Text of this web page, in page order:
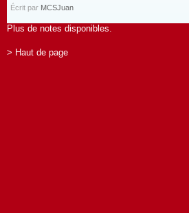
Écrit par MCSJuan
Plus de notes disponibles.
> Haut de page